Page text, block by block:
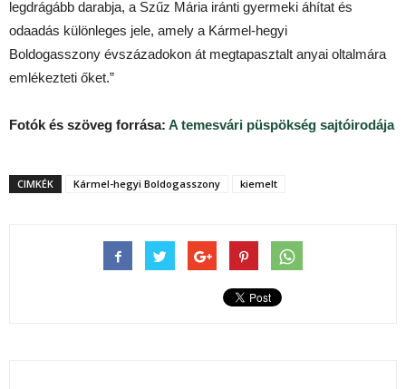
legdrágább darabja, a Szűz Mária iránti gyermeki áhítat és
odaadás különleges jele, amely a Kármel-hegyi
Boldogasszony évszázadokon át megtapasztalt anyai oltalmára
emlékezteti őket.”
Fotók és szöveg forrása: A temesvári püspökség sajtóirodája
CIMKÉK Kármel-hegyi Boldogasszony kiemelt